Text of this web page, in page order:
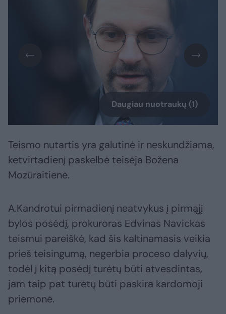
Daugiau nuotraukų (1)
Teismo nutartis yra galutinė ir neskundžiama,
ketvirtadienį paskelbė teisėja Božena
Mozūraitienė.
A.Kandrotui pirmadienį neatvykus į pirmąjį
bylos posėdį, prokuroras Edvinas Navickas
teismui pareiškė, kad šis kaltinamasis veikia
prieš teisingumą, negerbia proceso dalyvių,
todėl į kitą posėdį turėtų būti atvesdintas,
jam taip pat turėtų būti paskira kardomoji
priemonė.